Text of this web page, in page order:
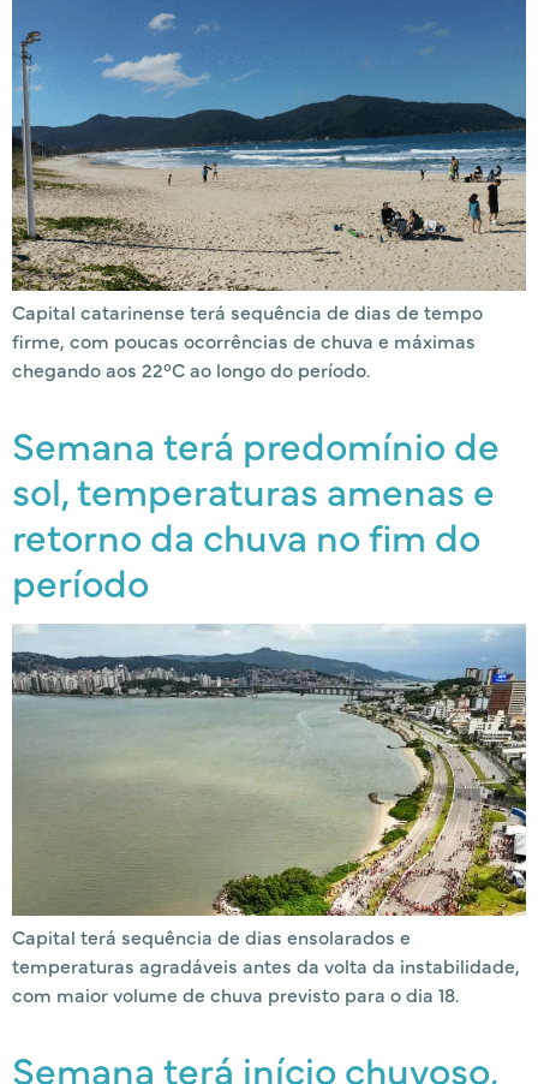
Capital catarinense terá sequência de dias de tempo
firme, com poucas ocorrências de chuva e máximas
chegando aos 22°C ao longo do período.
Semana terá predomínio de
sol, temperaturas amenas e
retorno da chuva no fim do
período
Capital terá sequência de dias ensolarados e
temperaturas agradáveis antes da volta da instabilidade,
com maior volume de chuva previsto para o dia 18.
Semana terá início chuvoso,